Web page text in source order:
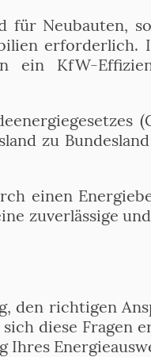
für Neubauten,
erforderlich.
ein KfW-
zu
einen
zuverlässige
den richtigen
diese Fragen
Ihres